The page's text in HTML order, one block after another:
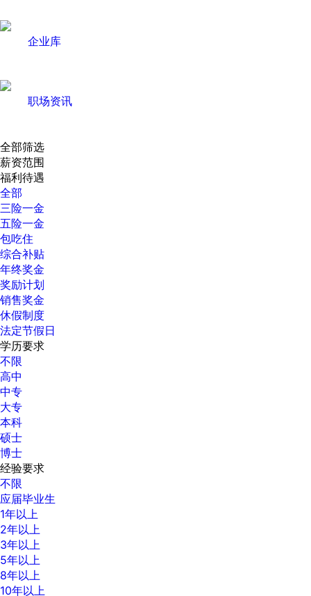
企业库
职场资讯
全部筛选
薪资范围
福利待遇
全部
三险一金
五险一金
包吃住
综合补贴
年终奖金
奖励计划
销售奖金
休假制度
法定节假日
学历要求
不限
高中
中专
大专
本科
硕士
博士
经验要求
不限
应届毕业生
1年以上
2年以上
3年以上
5年以上
8年以上
10年以上